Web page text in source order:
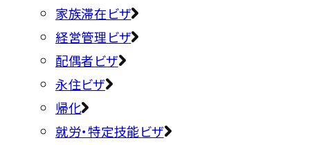
家族滞在ビザ
経営管理ビザ
配偶者ビザ
永住ビザ
帰化
就労・特定技能ビザ